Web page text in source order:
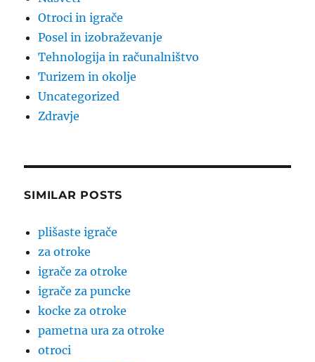
Otroci in igrače
Posel in izobraževanje
Tehnologija in računalništvo
Turizem in okolje
Uncategorized
Zdravje
SIMILAR POSTS
plišaste igrače
za otroke
igrače za otroke
igrače za puncke
kocke za otroke
pametna ura za otroke
otroci